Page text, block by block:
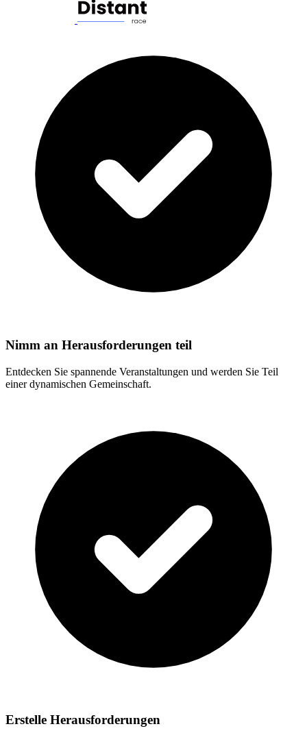
Nimm an Herausforderungen teil
Entdecken Sie spannende Veranstaltungen und werden Sie Teil
einer dynamischen Gemeinschaft.
Erstelle Herausforderungen